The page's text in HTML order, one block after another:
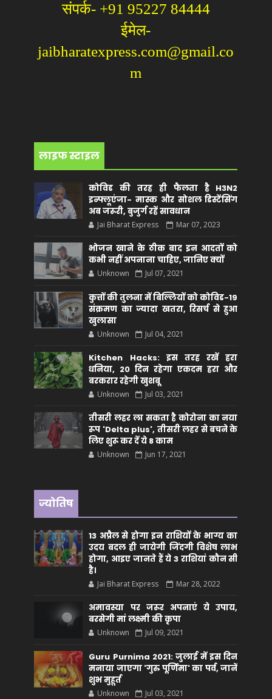
संपर्क- +91 95227 84444
ईमेल-
jaibharatexpress.com@gmail.co
m
लाइफ स्टाइल
कोविड की तरह ही फैलता है H3N2
इन्फ्लूएंजा- मास्क और सोशल डिस्टेंसिंग
अब जरूरी, बुजुर्ग रहें सावधान
Jai Bharat Express Mar 07, 2023
भोजन खाने के ठीक बाद इन आदतों को
कभी नहीं अपनाना चाहिए, जानिए क्यों
Unknown Jul 07, 2021
कुत्तों की तुलना में बिल्लियों को कोविड-19
संक्रमण का ज्यादा खतरा, रिसर्च से हुआ
खुलासा
Unknown Jul 04, 2021
Kitchen Hacks: इस तरह रखें हरा
धनिया, 20 दिन रहेगा एकदम हरा और
बरकरार रहेगी खुशबू
Unknown Jul 03, 2021
तीसरी लहर ला सकता है कोरोना का नया
रूप 'Delta plus', तीसरी लहर से बचने के
लिए शुरू कर दें ये 8 काम
Unknown Jun 17, 2021
ज्योतिष
13 अप्रैल से होगा इन राशियों के भाग्य का
उदय बदल ही जायेगी जिंदगी विशेष लाभ
होगा, आइए जानते हैं ये 3 राशियां कौन सीं
है।
Jai Bharat Express Mar 28, 2022
अमावस्या पर जरूर अपनाएं ये उपाय,
बरसेगी मां लक्ष्मी की कृपा
Unknown Jul 09, 2021
Guru Purnima 2021: जुलाई में इस दिन
मनाया जाएगा 'गुरु पूर्णिमा' का पर्व, जानें
शुभ मुहूर्त
Unknown Jul 03, 2021